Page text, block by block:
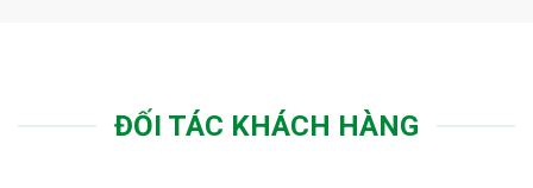
ĐỐI TÁC KHÁCH HÀNG